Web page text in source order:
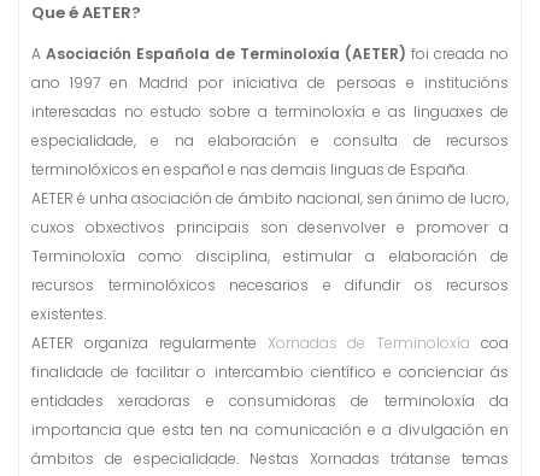
Que é AETER?
A Asociación Española de Terminoloxía (AETER) foi creada no
ano 1997 en Madrid por iniciativa de persoas e institucións
interesadas no estudo sobre a terminoloxía e as linguaxes de
especialidade, e na elaboración e consulta de recursos
terminolóxicos en español e nas demais linguas de España.
AETER é unha asociación de ámbito nacional, sen ánimo de lucro,
cuxos obxectivos principais son desenvolver e promover a
Terminoloxía como disciplina, estimular a elaboración de
recursos terminolóxicos necesarios e difundir os recursos
existentes.
AETER organiza regularmente Xornadas de Terminoloxía coa
finalidade de facilitar o intercambio científico e concienciar ás
entidades xeradoras e consumidoras de terminoloxía da
importancia que esta ten na comunicación e a divulgación en
ámbitos de especialidade. Nestas Xornadas trátanse temas